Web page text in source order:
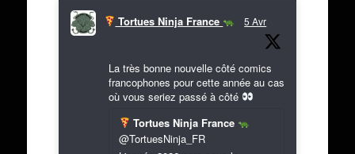
Tortues Ninja France 5 Avr
La très bonne nouvelle côté comics
francophones pour cette année au cas
où vous seriez passé à côté
Tortues Ninja France
@TortuesNinja_FR